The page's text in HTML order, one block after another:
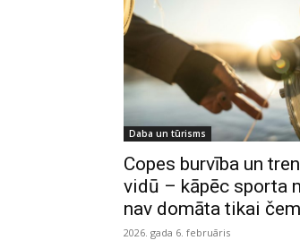
Daba un tūrisms
Copes burvība un
vidū – kāpēc sporta
nav domāta tikai
2026. gada 6. februāris